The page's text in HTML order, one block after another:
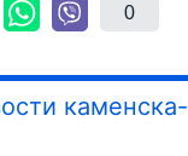
0
каменска-